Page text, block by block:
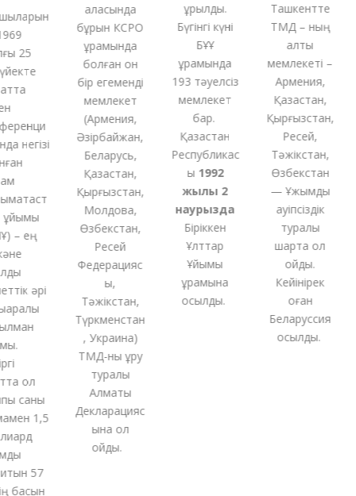
25
негізі
– ең
әрі
ол
саны
1,5
57
басын
қаласында
бұрын КСРО
құрамында
болғанон
бір егеменді
мемлекет
Армения,
Әзірбайжан,
Беларусь,
Қазақстан,
Қырғызстан,
Молдова,
Өзбекстан,
Ресей
Федерацияс
ы,
Тәжікстан,
Түркменстан
Украина)
ТМД-нықұру
туралы
Алматы
Декларацияс
ына қол
қойды.
құрылды.
Бүгінгі күні
БҰҰ
құрамында
193 тәуелсіз
мемлекет
бар.
Қазақстан
Республикас
ы1992
жылы 2
наурызда
Біріккен
Ұлттар
Ұйымы
құрамына
қосылды.
Ташкентте
ТМД – ның
алты
мемлекеті –
Армения,
Қазақстан,
Қырғызстан,
Ресей,
Тәжікстан,
Өзбекстан
— Ұжымдық
қауіпсіздік
туралы
шартқа қол
қойды.
Кейінірек
оған
Беларуссия
қосылды.